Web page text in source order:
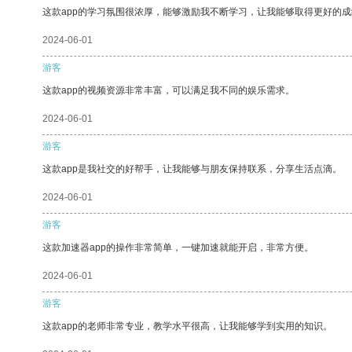
这款app的学习氛围很浓厚，能够激励我不断学习，让我能够取得更好的
2024-06-01
游客
这款app的视频资源非常丰富，可以满足我不同的娱乐需求。
2024-06-01
游客
这款app是我社交的好帮手，让我能够与朋友保持联系，分享生活点滴。
2024-06-01
游客
这款加速器app的操作非常简单，一键加速就能开启，非常方便。
2024-06-01
游客
这款app的老师非常专业，教学水平很高，让我能够学到实用的知识。